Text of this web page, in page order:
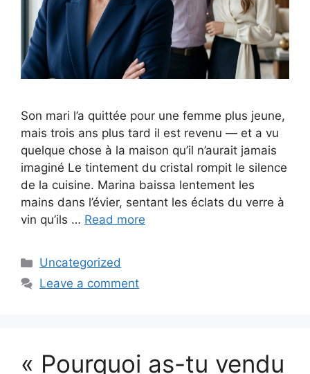
Son mari l’a quittée pour une femme plus jeune,
mais trois ans plus tard il est revenu — et a vu
quelque chose à la maison qu’il n’aurait jamais
imaginé Le tintement du cristal rompit le silence
de la cuisine. Marina baissa lentement les
mains dans l’évier, sentant les éclats du verre à
vin qu’ils … Read more
Categories
Uncategorized
Leave a comment
« Pourquoi as-tu vendu